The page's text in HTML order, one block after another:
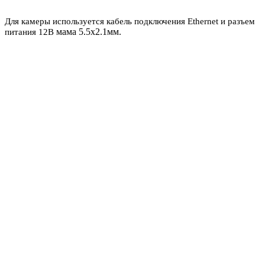
Для камеры используется кабель подключения Ethernet и разъем
питания 12В мама 5.5x2.1мм.